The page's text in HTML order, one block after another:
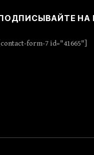
НА
[contact-form-7 id="41665"]